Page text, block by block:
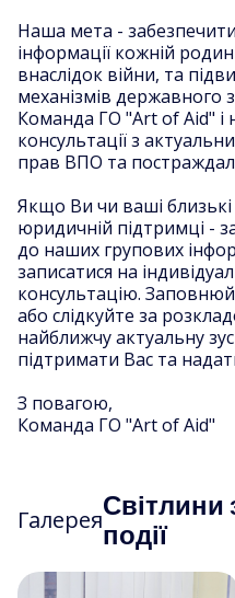
Наша мета -
інформації кожній
внаслідок війни, та
механізмів державного
Команда ГО "Art of Aid" і
консультації з
прав ВПО та
Якщо Ви чи ваші
юридичній підтримці -
до наших групових
записатися на
консультацію.
або слідкуйте за
найближчу актуальну
підтримати Вас та
З повагою,
Команда ГО "Art of Aid"
ГалереяСвітлини
події